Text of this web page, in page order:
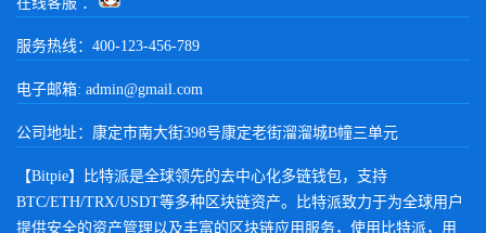
服务热线：400-123-456-789
电子邮箱: admin@gmail.com
公司地址：康定市南大街398号康定老街溜溜城B幢三单元
【Bitpie】比特派是全球领先的去中心化多链钱包，支持
BTC/ETH/TRX/USDT等多种区块链资产。比特派致力于为全球用户
提供安全的资产管理以及丰富的区块链应用服务，使用比特派，用